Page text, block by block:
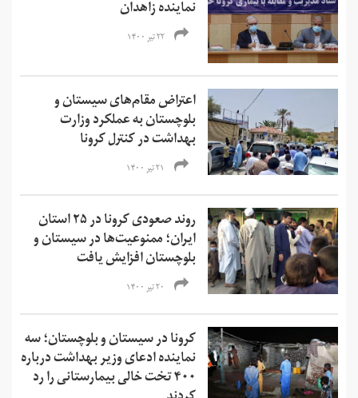
نماینده زاهدان
۲۲ تیر ۱۴۰۰
اعتراض‌ مقام‌های سیستان و
بلوچستان به عملکرد وزارت
بهداشت در کنترل کرونا
۲۱ تیر ۱۴۰۰
روند صعودی کرونا در ۲۵ استان
ایران؛ ممنوعیت‌ها در سیستان و
بلوچستان افزایش یافت
۲۰ تیر ۱۴۰۰
کرونا در سیستان و بلوچستان؛ سه
نماینده ادعای وزیر بهداشت درباره
۴۰۰ تخت خالی بیمارستانی را رد